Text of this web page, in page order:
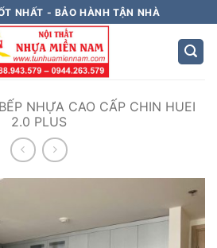
NHẤT - BẢO HÀNH TẬN NHÀ
NHỰA CAO CẤP CHIN HUEI
2.0 PLUS